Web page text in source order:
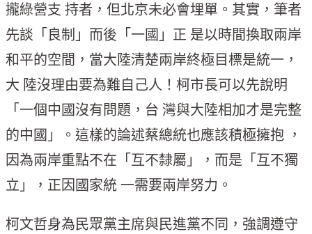
攏綠營支 持者，但北京未必會埋單。其實，筆者
先談「良制」而後「一國」正 是以時間換取兩岸
和平的空間，當大陸清楚兩岸終極目標是統一，
大 陸沒理由要為難自己人！柯市長可以先說明
「一個中國沒有問題，台 灣與大陸相加才是完整
的中國」。這樣的論述蔡總統也應該積極擁抱 ，
因為兩岸重點不在「互不隸屬」，而是「互不獨
立」，正因國家統 一需要兩岸努力。
柯文哲身為民眾黨主席與民進黨不同，強調遵守